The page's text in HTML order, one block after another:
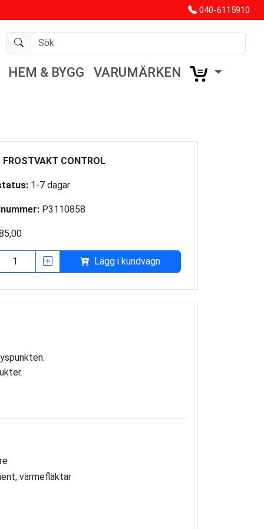
040-6115910
HEM & BYGG VARUMÄRKEN
FROSTVAKT CONTROL
1-7 dagar
P3110858
Lägg i kundvagn
värmefläktar